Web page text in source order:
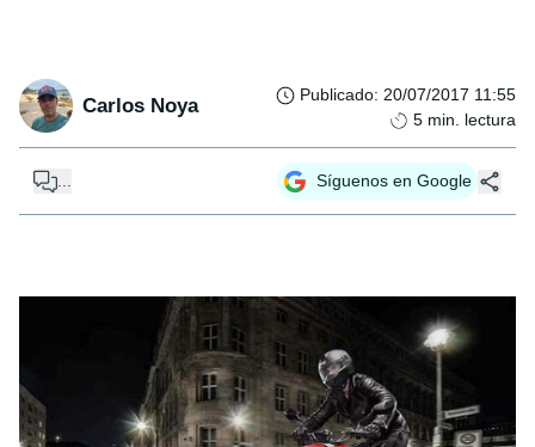
Carlos Noya Publicado: 20/07/2017 11:55
5 min. lectura
Síguenos en Google